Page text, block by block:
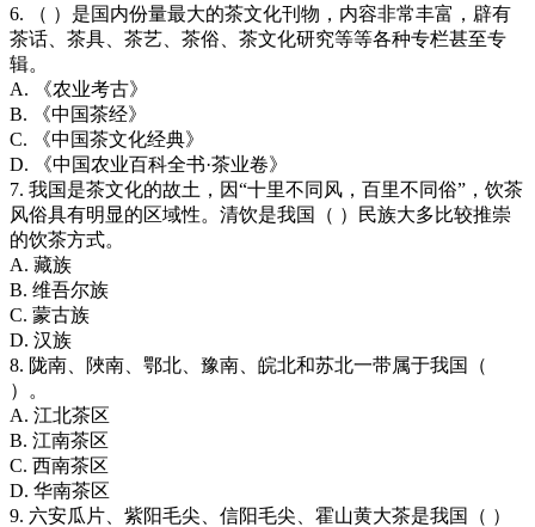
6. （ ）是国内份量最大的茶文化刊物，内容非常丰富，辟有
茶话、茶具、茶艺、茶俗、茶文化研究等等各种专栏甚至专
辑。
A. 《农业考古》
B. 《中国茶经》
C. 《中国茶文化经典》
D. 《中国农业百科全书·茶业卷》
7. 我国是茶文化的故土，因“十里不同风，百里不同俗”，饮茶
风俗具有明显的区域性。清饮是我国（ ）民族大多比较推崇
的饮茶方式。
A. 藏族
B. 维吾尔族
C. 蒙古族
D. 汉族
8. 陇南、陜南、鄂北、豫南、皖北和苏北一带属于我国（
）。
A. 江北茶区
B. 江南茶区
C. 西南茶区
D. 华南茶区
9. 六安瓜片、紫阳毛尖、信阳毛尖、霍山黄大茶是我国（ ）